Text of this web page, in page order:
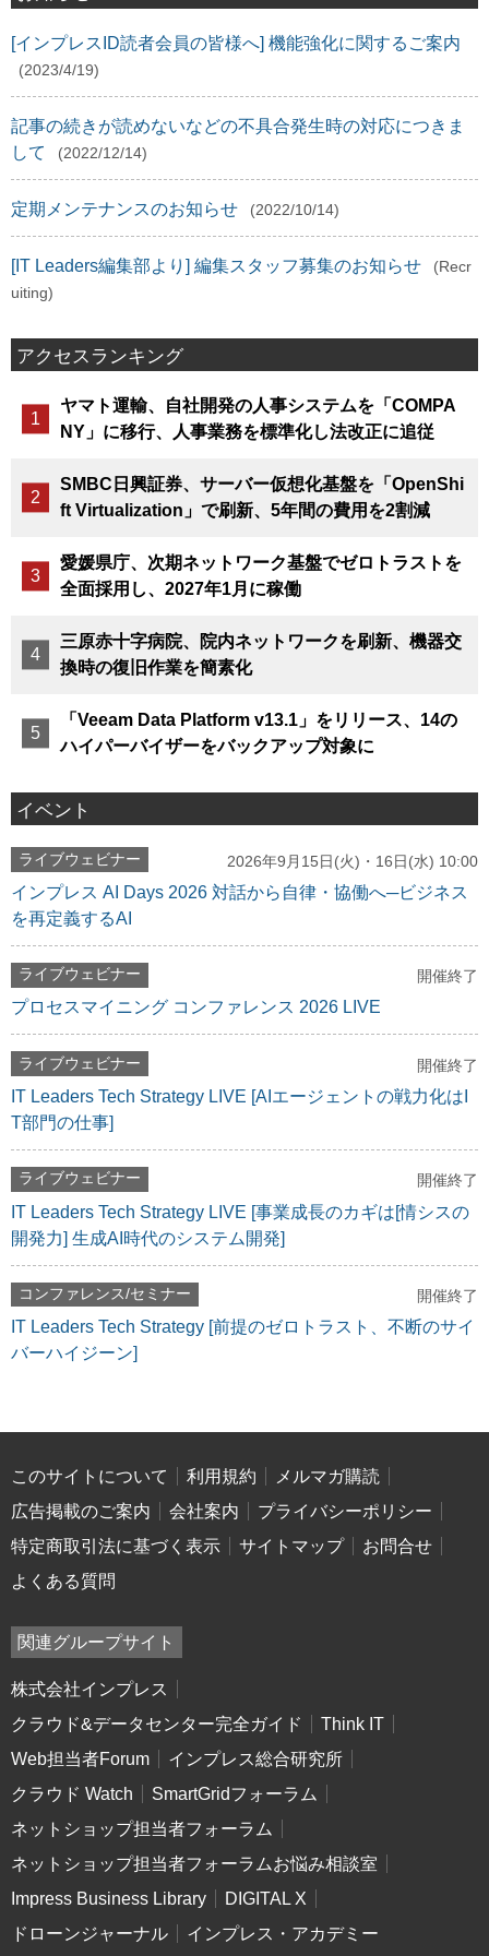
[インプレスID読者会員の皆様へ] 機能強化に関するご案内
(2023/4/19)
記事の続きが読めないなどの不具合発生時の対応につきま
して
(2022/12/14)
定期メンテナンスのお知らせ (2022/10/14)
[IT Leaders編集部より] 編集スタッフ募集のお知らせ
(Recr
uiting)
アクセスランキング
ヤマト運輸、自社開発の人事システムを「COMPA
NY」に移行、人事業務を標準化し法改正に追従
SMBC日興証券、サーバー仮想化基盤を「OpenShi
ft Virtualization」で刷新、5年間の費用を2割減
愛媛県庁、次期ネットワーク基盤でゼロトラストを
全面採用し、2027年1月に稼働
三原赤十字病院、院内ネットワークを刷新、機器交
換時の復旧作業を簡素化
「Veeam Data Platform v13.1」をリリース、14の
ハイパーバイザーをバックアップ対象に
イベント
ライブウェビナー 2026年9月15日(火)・16日(水) 10:00
インプレス AI Days 2026 対話から自律・協働へ─ビジネス
を再定義するAI
ライブウェビナー 開催終了
プロセスマイニング コンファレンス 2026 LIVE
ライブウェビナー 開催終了
IT Leaders Tech Strategy LIVE [AIエージェントの戦力化はI
T部門の仕事]
ライブウェビナー 開催終了
IT Leaders Tech Strategy LIVE [事業成長のカギは[情シスの
開発力] 生成AI時代のシステム開発]
コンファレンス/セミナー 開催終了
IT Leaders Tech Strategy [前提のゼロトラスト、不断のサイ
バーハイジーン]
このサイトについて 利用規約
メルマガ購読
広告掲載のご案内
会社案内
プライバシーポリシー
特定商取引法に基づく表示
サイトマップ
お問合せ
よくある質問
関連グループサイト
株式会社インプレス
クラウド&データセンター完全ガイド
Think IT
Web担当者Forum
インプレス総合研究所
クラウド Watch
SmartGridフォーラム
ネットショップ担当者フォーラム
ネットショップ担当者フォーラムお悩み相談室
Impress Business Library
DIGITAL X
ドローンジャーナル
インプレス・アカデミー